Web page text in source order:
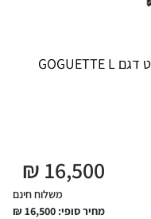
מקרר יין 163 בקבוקים EuroCave גוגט דגם GOGUETTE L
16,500
₪
משלוח חינם
מחיר סופי: 16,500
₪